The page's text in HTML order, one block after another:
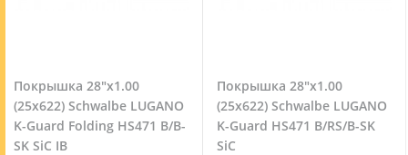
Покрышка 28"x1.00
(25x622) Schwalbe LUGANO
K-Guard Folding HS471 B/B-
SK SiC IB
Покрышка 28"x1.00
(25x622) Schwalbe LUGANO
K-Guard HS471 B/RS/B-SK
SiC